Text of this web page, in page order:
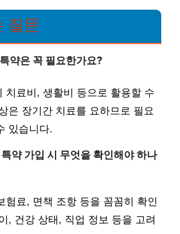
질문
약은 꼭 필요한가요?
치료비, 생활비 등으로 활용할 수
은 장기간 치료를 요하므로 필요
있습니다.
약 가입 시 무엇을 확인해야 하나
험료, 면책 조항 등을 꼼꼼히 확인
, 건강 상태, 직업 정보 등을 고려